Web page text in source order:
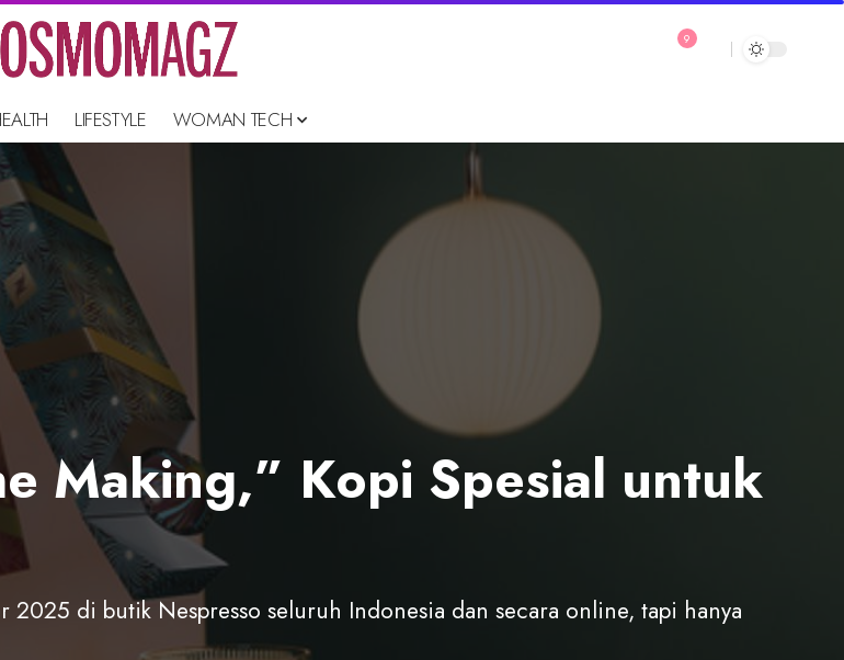
9
LIFESTYLE WOMAN TECH
Making,” Kopi Spesial untuk
2025 di butik Nespresso seluruh Indonesia dan secara online, tapi hanya